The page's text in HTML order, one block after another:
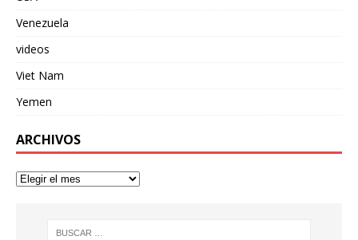
Venezuela
videos
Viet Nam
Yemen
ARCHIVOS